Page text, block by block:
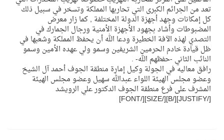
تعد من الجرائم الكبرى التي تحاربها المملكة وتسخر في سبيل ذلك
كل إمكانات وجهد أجهزة الدولة المختلفة , كما زار معرض
المضبوطات وأشاد بجهود الأجهزة الأمنية ورجال الجمارك في
التصدي لهذه الآفة الخطيرة ودعا الله أن يحفظ المملكة وشعبها في
ظل قيادة خادم الحرمين الشريفين وسمو ولي عهده الأمين وسمو
النائب الثاني -حفظهم الله- .
رافق معاليه في الجولة وكيل إمارة منطقة الجوف أحمد آل الشيخ
وعضو مجلس الهيئة اللواء عبدالله سهيل وعضو مجلس الهيئة
المشرف على فرع منطقة الجوف الدكتور علي الرويشد
[/JUSTIFY][/B][/SIZE][/FONT]